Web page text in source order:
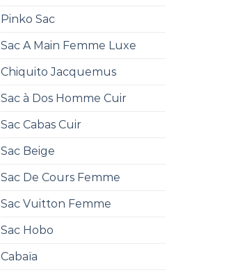
Pinko Sac
Sac A Main Femme Luxe
Chiquito Jacquemus
Sac à Dos Homme Cuir
Sac Cabas Cuir
Sac Beige
Sac De Cours Femme
Sac Vuitton Femme
Sac Hobo
Cabaïa